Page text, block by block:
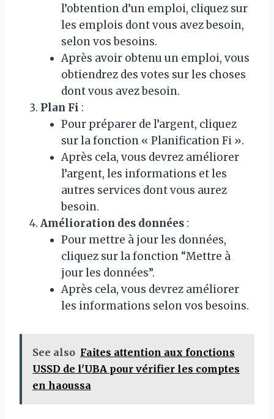
l’obtention d’un emploi, cliquez sur
les emplois dont vous avez besoin,
selon vos besoins.
Après avoir obtenu un emploi, vous
obtiendrez des votes sur les choses
dont vous avez besoin.
Plan Fi :
Pour préparer de l’argent, cliquez
sur la fonction « Planification Fi ».
Après cela, vous devrez améliorer
l’argent, les informations et les
autres services dont vous aurez
besoin.
Amélioration des données :
Pour mettre à jour les données,
cliquez sur la fonction “Mettre à
jour les données”.
Après cela, vous devrez améliorer
les informations selon vos besoins.
See also Faites attention aux fonctions
USSD de l'UBA pour vérifier les comptes
en haoussa